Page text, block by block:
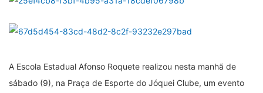
A Escola Estadual Afonso Roquete realizou nesta manhã de
sábado (9), na Praça de Esporte do Jóquei Clube, um evento